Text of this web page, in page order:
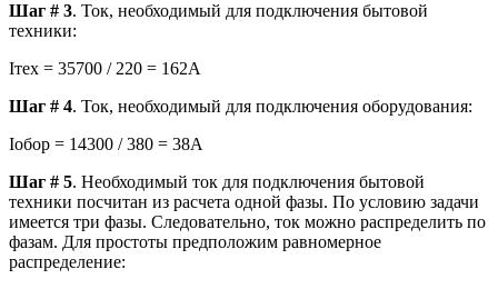
Шаг # 3. Ток, необходимый для подключения бытовой
техники:
Iтех = 35700 / 220 = 162А
Шаг # 4. Ток, необходимый для подключения оборудования:
Iобор = 14300 / 380 = 38А
Шаг # 5. Необходимый ток для подключения бытовой
техники посчитан из расчета одной фазы. По условию задачи
имеется три фазы. Следовательно, ток можно распределить по
фазам. Для простоты предположим равномерное
распределение: